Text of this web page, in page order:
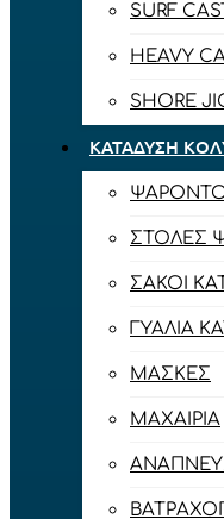
SURF
HEAVY
SHORE
ΚΑΤΆΔΥΣΗ
ΣΤΟΛΈΣ
ΣΆΚΟΙ
ΓΥΑΛΙΆ
ΜΆΣΚΕΣ
ΜΑΧΑΊΡΙΑ